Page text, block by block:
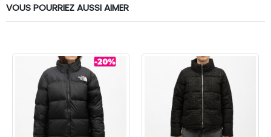
VOUS POURRIEZ AUSSI AIMER